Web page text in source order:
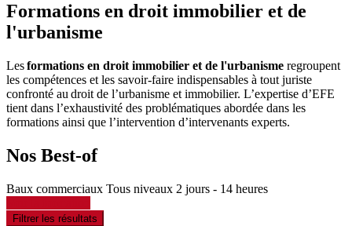
Formations en droit immobilier et de
l'urbanisme
Lesformations en droit immobilier et de l'urbanisme regroupent
les compétences et les savoir-faire indispensables à tout juriste
confronté au droit de l’urbanisme et immobilier. L’expertise d’EFE
tient dans l’exhaustivité des problématiques abordée dans les
formations ainsi que l’intervention d’intervenants experts.
Nos Best-of
Baux commerciaux Tous niveaux 2 jours - 14 heures
Filtrer les résultats